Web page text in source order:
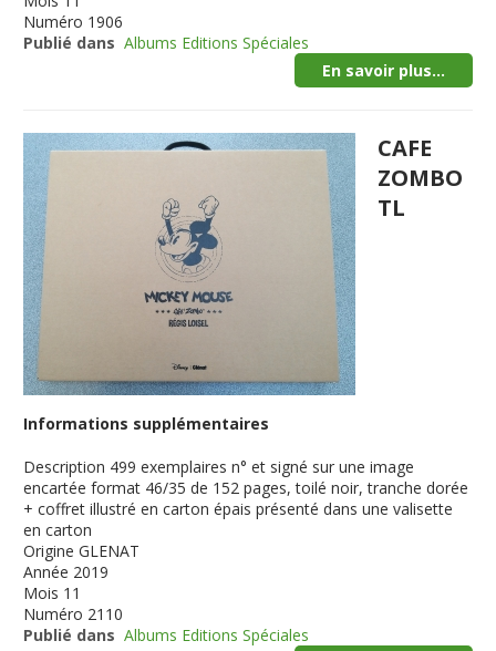
Numéro 1906
Publié dans Albums Editions Spéciales
En savoir plus...
CAFE
ZOMBO
TL
Informations supplémentaires
Description 499 exemplaires n° et signé sur une image
encartée format 46/35 de 152 pages, toilé noir, tranche dorée
+ coffret illustré en carton épais présenté dans une valisette
en carton
Origine GLENAT
Année 2019
Mois 11
Numéro 2110
Publié dans Albums Editions Spéciales